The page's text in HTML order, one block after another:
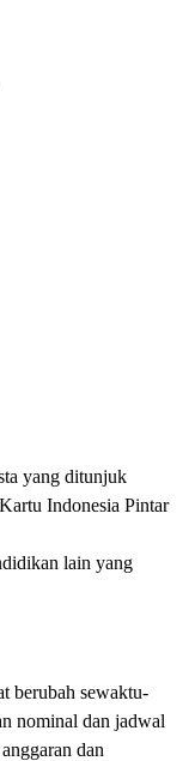
yang ditunjuk
Indonesia Pintar
lain yang
berubah sewaktu-
nominal dan jadwal
dan